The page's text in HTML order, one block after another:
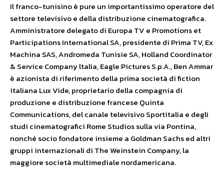
Il franco-tunisino è pure un importantissimo operatore del
settore televisivo e della distribuzione cinematografica.
Amministratore delegato di Europa TV e Promotions et
Participations International SA, presidente di Prima TV, Ex
Machina SAS, Andromeda Tunisie SA, Holland Coordinator
& Service Company ltalia, Eagle Pictures S.p.A., Ben Ammar
è azionista di riferimento della prima società di fiction
italiana Lux Vide, proprietario della compagnia di
produzione e distribuzione francese Quinta
Communications, del canale televisivo Sportitalia e degli
studi cinematografici Rome Studios sulla via Pontina,
nonché socio fondatore insieme a Goldman Sachs ed altri
gruppi internazionali di The Weinstein Company, la
maggiore società multimediale nordamericana.